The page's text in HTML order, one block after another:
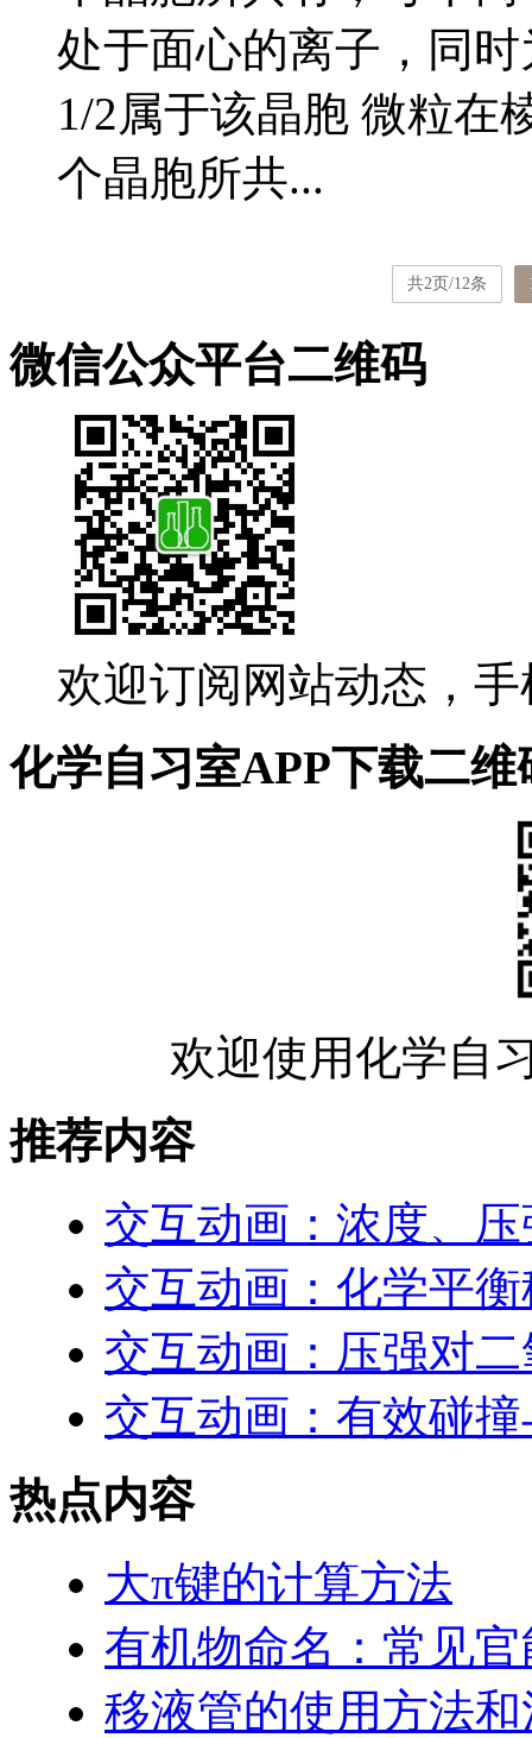
处于面心的离子，同
1/2属于该晶胞 微粒在
个晶胞所共...
共2页/12条
微信公众平台二维码
欢迎订阅网站动态，
化学自习室APP下载二维
欢迎使用化学自
推荐内容
交互动画：浓度、
交互动画：化学平
交互动画：压强对
交互动画：有效碰
热点内容
大π键的计算方法
有机物命名：常见
移液管的使用方法